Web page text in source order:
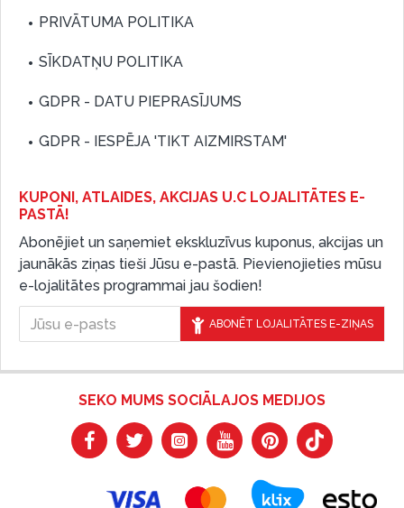
PRIVĀTUMA POLITIKA
SĪKDATŅU POLITIKA
GDPR - DATU PIEPRASĪJUMS
GDPR - IESPĒJA 'TIKT AIZMIRSTAM'
KUPONI, ATLAIDES, AKCIJAS U.C LOJALITĀTES E-
PASTĀ!
Abonējiet un saņemiet ekskluzīvus kuponus, akcijas un
jaunākās ziņas tieši Jūsu e-pastā. Pievienojieties mūsu
e-lojalitātes programmai jau šodien!
ABONĒT LOJALITĀTES E-ZIŅAS
SEKO MUMS SOCIĀLAJOS MEDIJOS